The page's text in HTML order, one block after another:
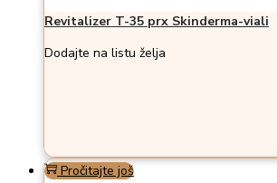
Revitalizer T-35 prx Skinderma-viali
Dodajte na listu želja
Pročitajte još